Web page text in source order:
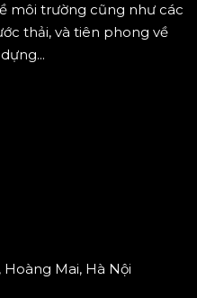
môi trường cũng như các
thải, và tiên phong về
Hoàng Mai, Hà Nội